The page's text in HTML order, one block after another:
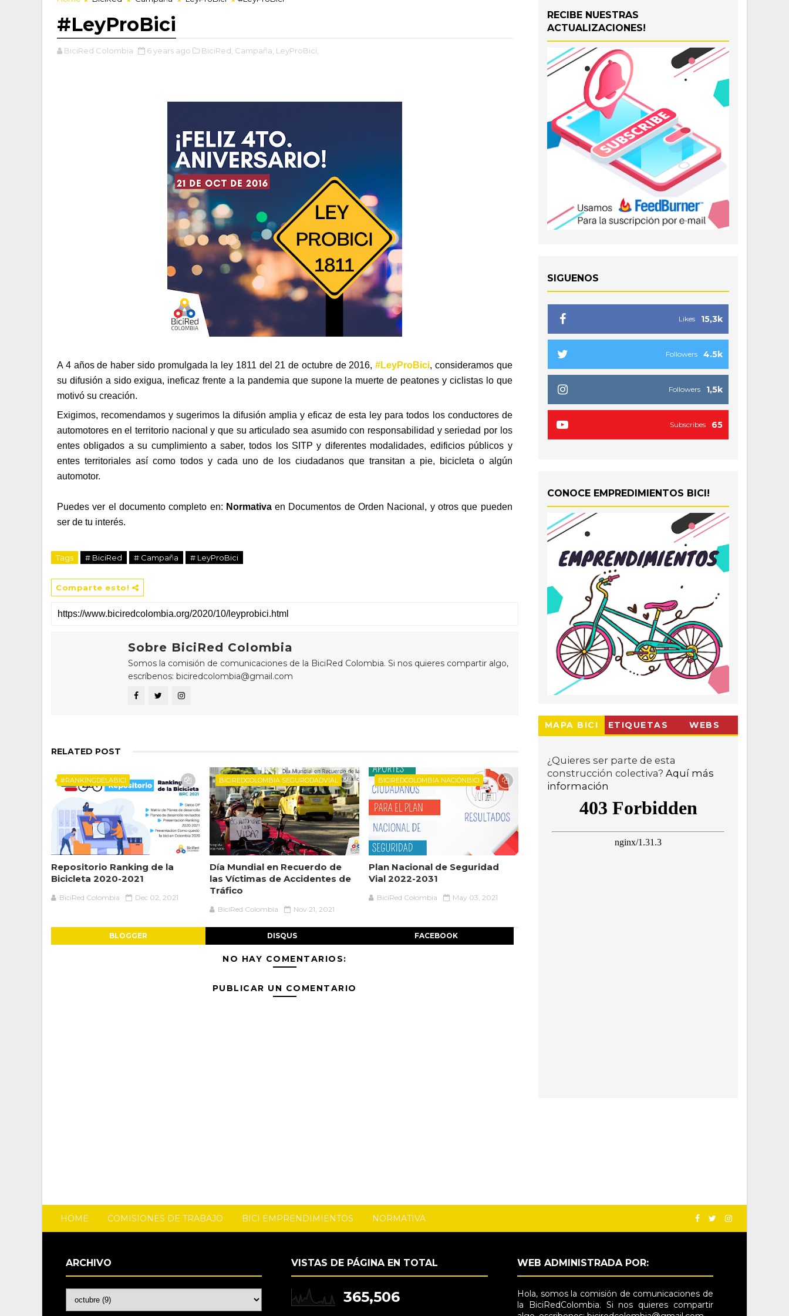
#LeyProBici
BiciRed Colombia 6 years ago BiciRed, Campaña, LeyProBici,
A 4 años de haber sido promulgada la ley 1811 del 21 de octubre de 2016, #LeyProBici, consideramos que
su difusión a sido exigua, ineficaz frente a la pandemia que supone la muerte de peatones y ciclistas lo que
motivó su creación.
Exigimos, recomendamos y sugerimos la difusión amplia y eficaz de esta ley para todos los conductores de
automotores en el territorio nacional y que su articulado sea asumido con responsabilidad y seriedad por los
entes obligados a su cumplimiento a saber, todos los SITP y diferentes modalidades, edificios públicos y
entes territoriales así como todos y cada uno de los ciudadanos que transitan a pie, bicicleta o algún
automotor.
Puedes ver el documento completo en: Normativa en Documentos de Orden Nacional, y otros que pueden
ser de tu interés.
Tags # BiciRed # Campaña # LeyProBici
Comparte esto!
Sobre BiciRed Colombia
Somos la comisión de comunicaciones de la BiciRed Colombia. Si nos quieres compartir algo,
escríbenos: biciredcolombia@gmail.com
RELATED POST
#RANKINGDELABICI
Repositorio Ranking de la
Bicicleta 2020-2021
BiciRed Colombia Dec 02, 2021
BICIREDCOLOMBIA SEGURODADVIAL
Día Mundial en Recuerdo de
las Víctimas de Accidentes de
Tráfico
BiciRed Colombia Nov 21, 2021
BICIREDCOLOMBIA NACIÓNBICI
Plan Nacional de Seguridad
Vial 2022-2031
BiciRed Colombia May 03, 2021
BLOGGER DISQUS FACEBOOK
NO HAY COMENTARIOS:
PUBLICAR UN COMENTARIO
RECIBE NUESTRAS
ACTUALIZACIONES!
SIGUENOS
15,3k
Likes
4.5k
Followers
1,5k
Followers
65
Subscribes
CONOCE EMPREDIMIENTOS BICI!
MAPA BICI ETIQUETAS WEBS
¿Quieres ser parte de esta
construcción colectiva? Aquí más
información
HOME COMISIONES DE TRABAJO BICI EMPRENDIMIENTOS NORMATIVA
ARCHIVO VISTAS DE PÁGINA EN TOTAL
365,506
WEB ADMINISTRADA POR:
Hola, somos la comisión de comunicaciones de
la BiciRedColombia. Si nos quieres compartir